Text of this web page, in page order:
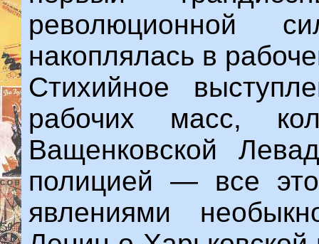
революционной
накоплялась в
Стихийное
рабочих масс,
Ващенковской
полицией — все
явлениями